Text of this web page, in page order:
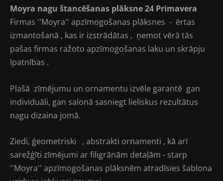
Moyra nagu štancēšanas plāksne 24 Primavera
Firmas ''Moyra'' apzīmogošanas plāksnes - ērtas
izmantošanā , kas ir izstrādātas , ņemot vērā tās
pašas firmas ražoto apzīmogošanas laku un skrāpju
īpatnības .
Plašā zīmējumu un ornamentu izvēle garantē gan
individuāli, gan salonā sasniegt lieliskus rezultātus
nagu dizaina jomā.
Ziedi, ģeometriski , abstrakti ornamenti , kā arī
sarežģīti zīmējumi ar filigrānām detaļām - starp
''Moyra'' apzīmogošanas plāksnēm atradīsies šablona